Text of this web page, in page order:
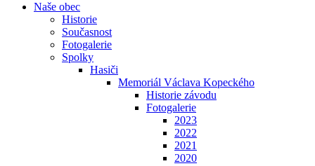
Naše obec
Historie
Současnost
Fotogalerie
Spolky
Hasiči
Memoriál Václava Kopeckého
Historie závodu
Fotogalerie
2023
2022
2021
2020